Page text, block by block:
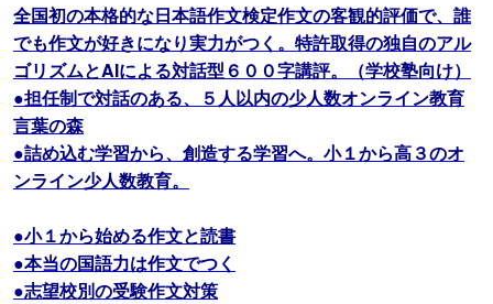
全国初の本格的な日本語作文検定作文の客観的評価で、誰
でも作文が好きになり実力がつく。特許取得の独自のアル
ゴリズムとAIによる対話型６００字講評。（学校塾向け）
●担任制で対話のある、５人以内の少人数オンライン教育
言葉の森
●詰め込む学習から、創造する学習へ。小１から高３のオ
ンライン少人数教育。
●小１から始める作文と読書
●本当の国語力は作文でつく
●志望校別の受験作文対策